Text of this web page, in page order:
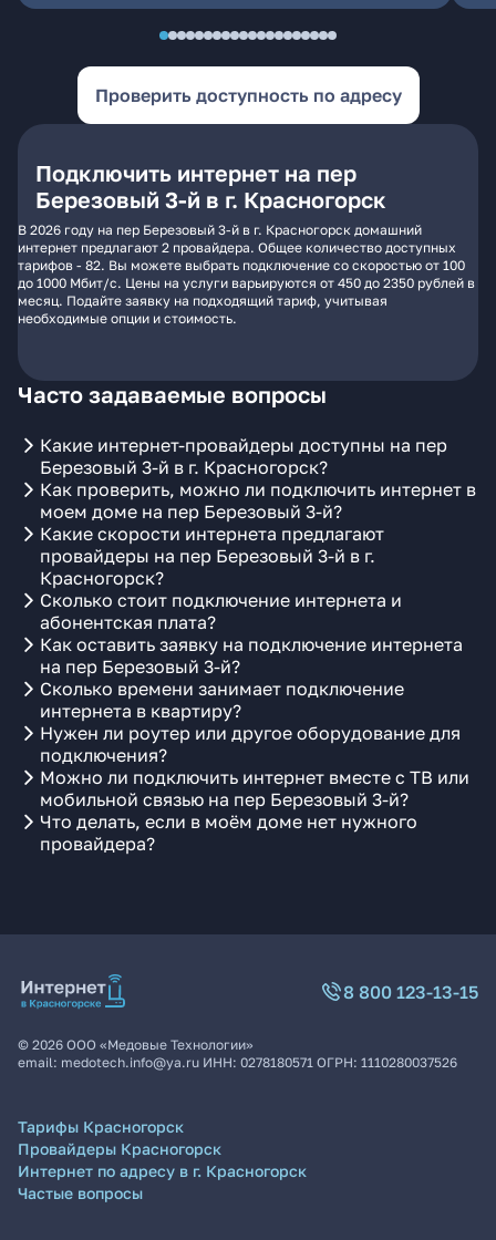
Проверить доступность по адресу
Подключить интернет на пер
Березовый 3-й в г. Красногорск
В 2026 году на пер Березовый 3-й в г. Красногорск домашний
интернет предлагают 2 провайдера. Общее количество доступных
тарифов - 82. Вы можете выбрать подключение со скоростью от 100
до 1000 Мбит/с. Цены на услуги варьируются от 450 до 2350 рублей в
месяц. Подайте заявку на подходящий тариф, учитывая
необходимые опции и стоимость.
Часто задаваемые вопросы
Какие интернет-провайдеры доступны на пер
Березовый 3-й в г. Красногорск?
Как проверить, можно ли подключить интернет в
моем доме на пер Березовый 3-й?
Какие скорости интернета предлагают
провайдеры на пер Березовый 3-й в г.
Красногорск?
Сколько стоит подключение интернета и
абонентская плата?
Как оставить заявку на подключение интернета
на пер Березовый 3-й?
Сколько времени занимает подключение
интернета в квартиру?
Нужен ли роутер или другое оборудование для
подключения?
Можно ли подключить интернет вместе с ТВ или
мобильной связью на пер Березовый 3-й?
Что делать, если в моём доме нет нужного
провайдера?
8 800 123-13-15
© 2026 ООО «Медовые Технологии»
email: medotech.info@ya.ru ИНН: 0278180571 ОГРН: 1110280037526
Тарифы Красногорск
Провайдеры Красногорск
Интернет по адресу в г. Красногорск
Частые вопросы